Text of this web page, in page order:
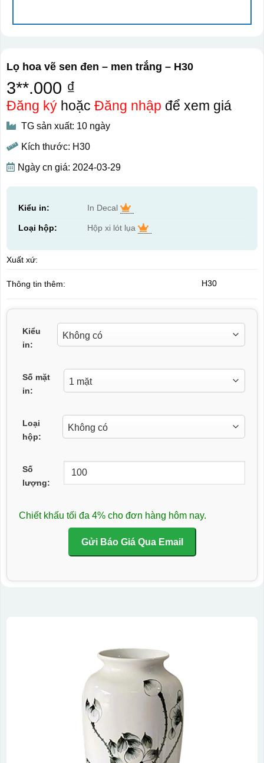
Lọ hoa vẽ sen đen – men trắng – H30
3**.000 ₫
Đăng kýhoặc Đăng nhập để xem giá
TG sản xuất: 10 ngày
Kích thước: H30
Ngày cn giá: 2024-03-29
Kiểu in: In Decal
Loại hộp: Hộp xi lót lụa
Xuất xứ:
Thông tin thêm: H30
Kiểu
in:
Số mặt
in:
Loại
hộp:
Số
lượng:
Chiết khấu tối đa 4% cho đơn hàng hôm nay.
Gửi Báo Giá Qua Email